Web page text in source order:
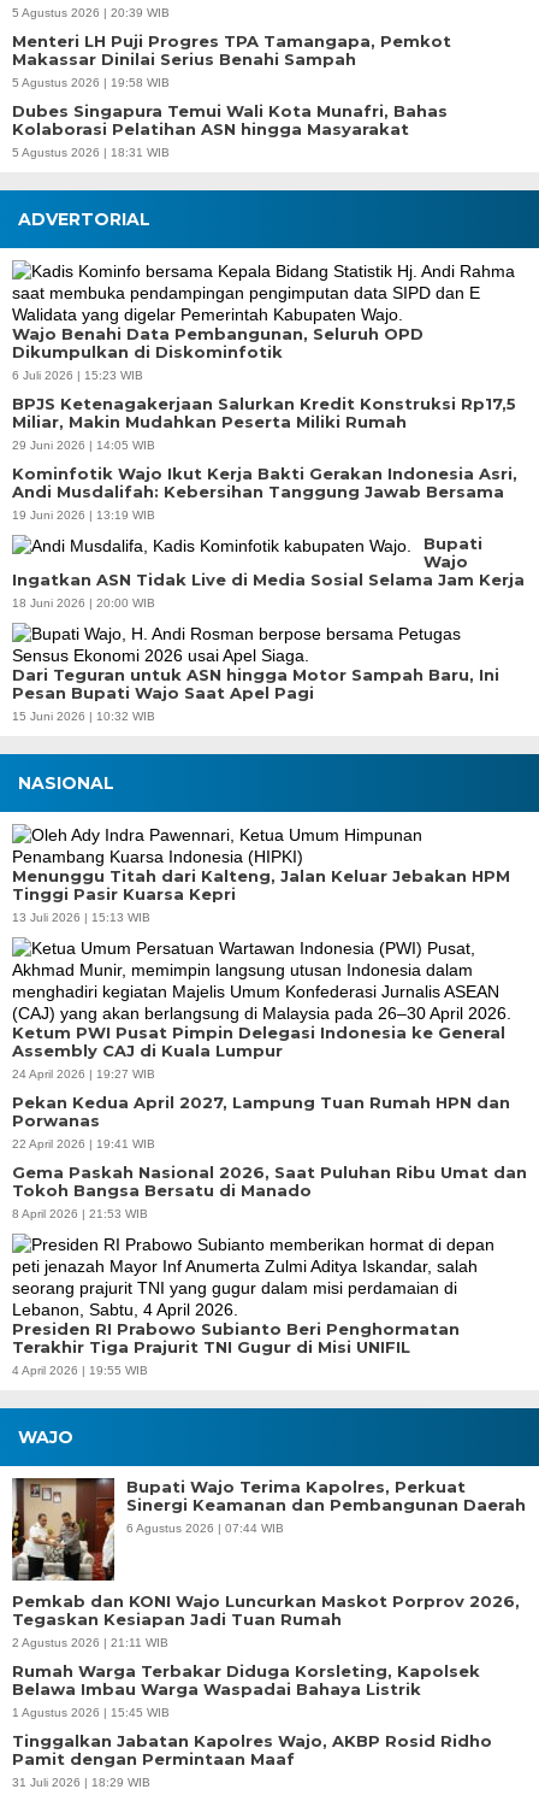
5 Agustus 2026 | 20:39 WIB
Menteri LH Puji Progres TPA Tamangapa, Pemkot
Makassar Dinilai Serius Benahi Sampah
5 Agustus 2026 | 19:58 WIB
Dubes Singapura Temui Wali Kota Munafri, Bahas
Kolaborasi Pelatihan ASN hingga Masyarakat
5 Agustus 2026 | 18:31 WIB
ADVERTORIAL
Wajo Benahi Data Pembangunan, Seluruh OPD
Dikumpulkan di Diskominfotik
6 Juli 2026 | 15:23 WIB
BPJS Ketenagakerjaan Salurkan Kredit Konstruksi Rp17,5
Miliar, Makin Mudahkan Peserta Miliki Rumah
29 Juni 2026 | 14:05 WIB
Kominfotik Wajo Ikut Kerja Bakti Gerakan Indonesia Asri,
Andi Musdalifah: Kebersihan Tanggung Jawab Bersama
19 Juni 2026 | 13:19 WIB
Bupati
Wajo
Ingatkan ASN Tidak Live di Media Sosial Selama Jam Kerja
18 Juni 2026 | 20:00 WIB
Dari Teguran untuk ASN hingga Motor Sampah Baru, Ini
Pesan Bupati Wajo Saat Apel Pagi
15 Juni 2026 | 10:32 WIB
NASIONAL
Menunggu Titah dari Kalteng, Jalan Keluar Jebakan HPM
Tinggi Pasir Kuarsa Kepri
13 Juli 2026 | 15:13 WIB
Ketum PWI Pusat Pimpin Delegasi Indonesia ke General
Assembly CAJ di Kuala Lumpur
24 April 2026 | 19:27 WIB
Pekan Kedua April 2027, Lampung Tuan Rumah HPN dan
Porwanas
22 April 2026 | 19:41 WIB
Gema Paskah Nasional 2026, Saat Puluhan Ribu Umat dan
Tokoh Bangsa Bersatu di Manado
8 April 2026 | 21:53 WIB
Presiden RI Prabowo Subianto Beri Penghormatan
Terakhir Tiga Prajurit TNI Gugur di Misi UNIFIL
4 April 2026 | 19:55 WIB
WAJO
Bupati Wajo Terima Kapolres, Perkuat
Sinergi Keamanan dan Pembangunan Daerah
6 Agustus 2026 | 07:44 WIB
Pemkab dan KONI Wajo Luncurkan Maskot Porprov 2026,
Tegaskan Kesiapan Jadi Tuan Rumah
2 Agustus 2026 | 21:11 WIB
Rumah Warga Terbakar Diduga Korsleting, Kapolsek
Belawa Imbau Warga Waspadai Bahaya Listrik
1 Agustus 2026 | 15:45 WIB
Tinggalkan Jabatan Kapolres Wajo, AKBP Rosid Ridho
Pamit dengan Permintaan Maaf
31 Juli 2026 | 18:29 WIB